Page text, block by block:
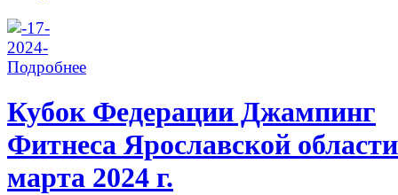
Подробнее
Кубок Федерации Джампинг
Фитнеса Ярославской
марта 2024 г.